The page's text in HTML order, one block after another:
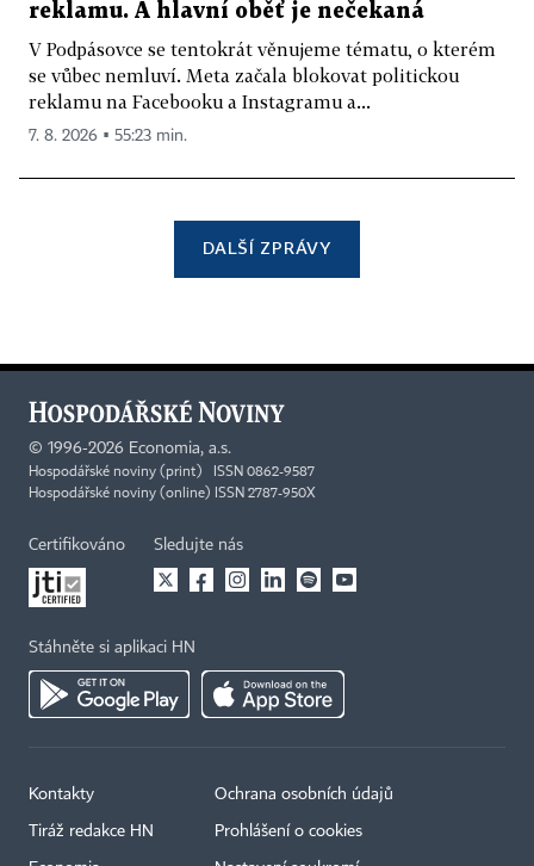
reklamu. A hlavní oběť je nečekaná
V Podpásovce se tentokrát věnujeme tématu, o kterém
se vůbec nemluví. Meta začala blokovat politickou
reklamu na Facebooku a Instagramu a...
7. 8. 2026 ▪ 55:23 min.
DALŠÍ ZPRÁVY
© 1996-2026 Economia, a.s.
Hospodářské noviny (print) ISSN 0862-9587
Hospodářské noviny (online) ISSN 2787-950X
Certifikováno Sledujte nás
Stáhněte si aplikaci HN
Kontakty
Tiráž redakce HN
Ochrana osobních údajů
Prohlášení o cookies